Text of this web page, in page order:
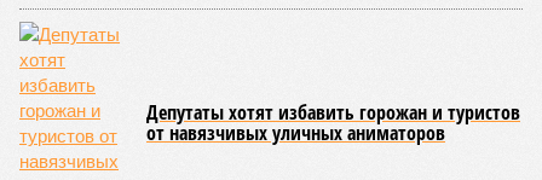
Депутаты хотят избавить горожан и туристов
от навязчивых уличных аниматоров